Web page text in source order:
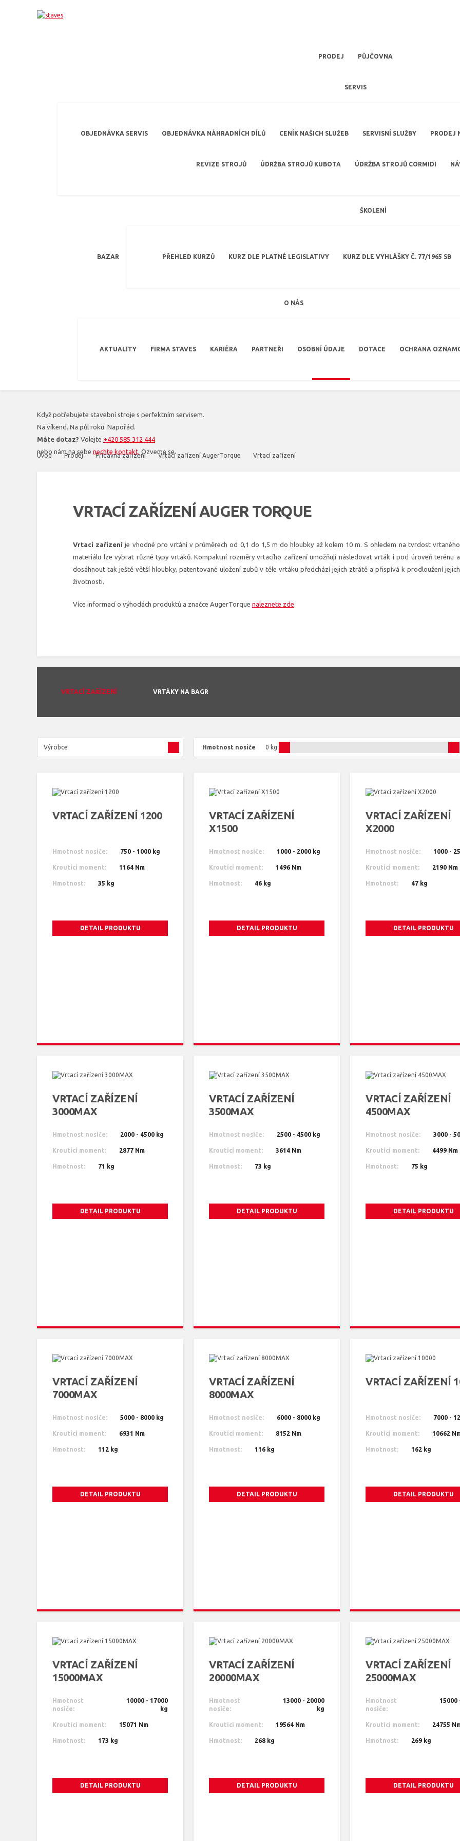
PRODEJ PŮJČOVNA
SERVIS
OBJEDNÁVKA SERVIS OBJEDNÁVKA NÁHRADNÍCH DÍLŮ CENÍK NAŠICH SLUŽEB SERVISNÍ SLUŽBY PRODEJ
REVIZE STROJŮ ÚDRŽBA STROJŮ KUBOTA ÚDRŽBA STROJŮ CORMIDI
BAZAR
ŠKOLENÍ
PŘEHLED KURZŮ KURZ DLE PLATNÉ LEGISLATIVY KURZ DLE VYHLÁŠKY Č. 77/1965 SB
O NÁS
AKTUALITY FIRMA STAVES KARIÉRA PARTNEŘI OSOBNÍ ÚDAJE DOTACE OCHRANA
Když potřebujete stavební stroje s perfektním servisem.
Na víkend. Na půl roku. Napořád.
Máte dotaz? Volejte +420 585 312 444
nebo nám na sebe nechte kontakt. Ozveme se.
Úvod Prodej Přídavná zařízení Vrtací zařízení AugerTorque Vrtací zařízení
VRTACÍ ZAŘÍZENÍ AUGER TORQUE
Vrtací zařízení je vhodné pro vrtání v průměrech od 0,1 do 1,5 m do hloubky až kolem 10 m. S ohledem na tvrdost vrtaného
materiálu lze vybrat různé typy vrtáků. Kompaktní rozměry vrtacího zařízení umožňují následovat vrták i pod úroveň terénu a
dosáhnout tak ještě větší hloubky, patentované uložení zubů v těle vrtáku předchází jejich ztrátě a přispívá k prodloužení jejich
životnosti.
Více informací o výhodách produktů a značce AugerTorque naleznete zde.
VRTACÍ ZAŘÍZENÍ VRTÁKY NA BAGR
Výrobce Hmotnost nosiče 0 kg
VRTACÍ ZAŘÍZENÍ 1200
Hmotnost nosiče: 750 - 1000 kg
Kroutící moment: 1164 Nm
Hmotnost: 35 kg
DETAIL PRODUKTU
VRTACÍ ZAŘÍZENÍ
X1500
Hmotnost nosiče: 1000 - 2000 kg
Kroutící moment: 1496 Nm
Hmotnost: 46 kg
DETAIL PRODUKTU
VRTACÍ ZAŘÍZENÍ
X2000
Hmotnost nosiče: 1000 -
Kroutící moment: 2190 Nm
Hmotnost: 47 kg
DETAIL PRODUKTU
VRTACÍ ZAŘÍZENÍ
3000MAX
Hmotnost nosiče: 2000 - 4500 kg
Kroutící moment: 2877 Nm
Hmotnost: 71 kg
DETAIL PRODUKTU
VRTACÍ ZAŘÍZENÍ
3500MAX
Hmotnost nosiče: 2500 - 4500 kg
Kroutící moment: 3614 Nm
Hmotnost: 73 kg
DETAIL PRODUKTU
VRTACÍ ZAŘÍZENÍ
4500MAX
Hmotnost nosiče: 3000 -
Kroutící moment: 4499 Nm
Hmotnost: 75 kg
DETAIL PRODUKTU
VRTACÍ ZAŘÍZENÍ
7000MAX
Hmotnost nosiče: 5000 - 8000 kg
Kroutící moment: 6931 Nm
Hmotnost: 112 kg
DETAIL PRODUKTU
VRTACÍ ZAŘÍZENÍ
8000MAX
Hmotnost nosiče: 6000 - 8000 kg
Kroutící moment: 8152 Nm
Hmotnost: 116 kg
DETAIL PRODUKTU
VRTACÍ ZAŘÍZENÍ
Hmotnost nosiče: 7000 -
Kroutící moment: 10662
Hmotnost: 162 kg
DETAIL PRODUKTU
VRTACÍ ZAŘÍZENÍ
15000MAX
Hmotnost
nosiče:
10000 - 17000
kg
Kroutící moment: 15071 Nm
Hmotnost: 173 kg
DETAIL PRODUKTU
VRTACÍ ZAŘÍZENÍ
20000MAX
Hmotnost
nosiče:
13000 - 20000
kg
Kroutící moment: 19564 Nm
Hmotnost: 268 kg
DETAIL PRODUKTU
VRTACÍ ZAŘÍZENÍ
25000MAX
Hmotnost
nosiče:
15000
Kroutící moment: 24755
Hmotnost: 269 kg
DETAIL PRODUKTU